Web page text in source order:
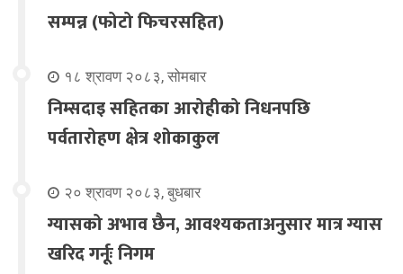
सम्पन्न (फोटो फिचरसहित)
१८ श्रावण २०८३, सोमबार
निम्सदाइ सहितका आरोहीको निधनपछि
पर्वतारोहण क्षेत्र शोकाकुल
२० श्रावण २०८३, बुधबार
ग्यासको अभाव छैन, आवश्यकताअनुसार मात्र ग्यास
खरिद गर्नूः निगम